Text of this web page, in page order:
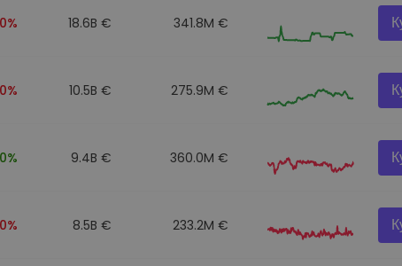
18.6B € 341.8M €
10.5B € 275.9M €
9.4B € 360.0M €
8.5B € 233.2M €